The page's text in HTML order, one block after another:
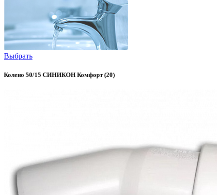
Выбрать
Колено 50/15 СИНИКОН Комфорт (20)